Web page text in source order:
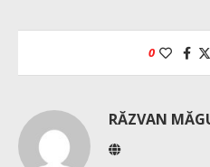
0
RĂZVAN